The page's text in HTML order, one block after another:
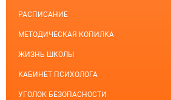
РАСПИСАНИЕ
МЕТОДИЧЕСКАЯ КОПИЛКА
ЖИЗНЬ ШКОЛЫ
КАБИНЕТ ПСИХОЛОГА
УГОЛОК БЕЗОПАСНОСТИ